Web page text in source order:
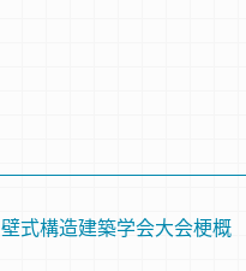
壁式構造建築学会大会梗概